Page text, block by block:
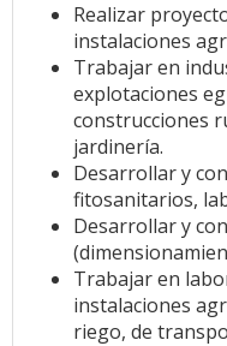
Realizar
instalaciones
Trabajar en
explotaciones
construcciones
jardinería.
Desarrollar y
fitosanitarios,
Desarrollar y
Trabajar en
instalaciones
riego, de